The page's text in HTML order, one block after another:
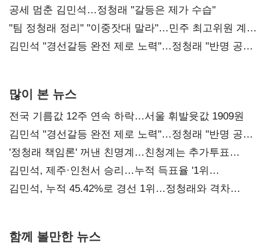
공세 멈춘 김민석…정청래 "갈등은 제가 수습"
"팀 정청래 정리" "이중잣대 말라"…민주 최고위원 계파
다툼 격화
김민석 "경선갈등 완전 제로 노력"…정청래 "반명 공세
많이 본 뉴스
전국 기름값 12주 연속 하락…서울 휘발윳값 1909원
김민석 "경선갈등 완전 제로 노력"…정청래 "반명 공세
사과부터"
'정청래 책임론' 꺼낸 친명계…친청계는 추가투표
때리기
김민석, 제주·인천서 승리…누적 득표율 '1위
탈환'(종합)
김민석, 누적 45.42%로 경선 1위…정청래와 격차
함께 볼만한 뉴스